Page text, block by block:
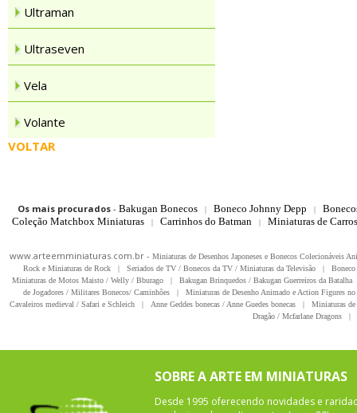
Ultraman
Ultraseven
Vela
Volante
VOLTAR
Os mais procurados- Bakugan Bonecos | Boneco Johnny Depp |
Coleção Matchbox Miniaturas
| Carrinhos do Batman | Miniaturas de
www.arteemminiaturas.com.br - Miniaturas de Desenhos Japoneses e Bonecos Colecionáveis
Rock e Miniaturas de Rock
| Seriados de TV / Bonecos da TV / Miniaturas da Televisão |
Miniaturas de Motos Maisto / Welly / Bburago
| Bakugan Brinquedos / Bakugan Guerreiros da Batalha
de Jogadores / Militares Bonecos/ Caminhões
|
Miniaturas de Desenho Animado e Action Figures
Cavaleiros medieval / Safari e Schleich
| Anne Geddes bonecas / Anne Guedes bonecas |
Miniaturas
Dragão / Mcfarlane Dragons
|
SOBRE A ARTE EM MINIATURAS
Desde 1995 oferecendo novidades e